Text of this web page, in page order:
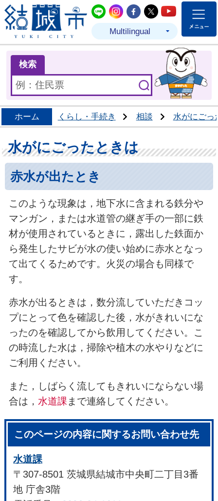
結城市公式LINE
結城市公式Instagram
結城市公式
結城市公式
結城市
Multilingual
検索
ホーム くらし・手続き 相談 水がにごっ
水がにごったときは
赤水が出たとき
このような現象は，地下水に含まれる鉄分や
マンガン，または水道管の継ぎ手の一部に鉄
材が使用されているときに，露出した鉄面か
ら発生したサビが水の使い始めに赤水となっ
て出てくるためです。火災の場合も同様で
す。
赤水が出るときは，数分流していただきコッ
プにとって色を確認した後，水がきれいにな
ったのを確認してから飲用してください。こ
の時流した水は，掃除や植木の水やりなどに
ご利用ください。
また，しばらく流してもきれいにならない場
合は， 水道課 まで連絡してください。
このページの内容に関するお問い合わせ先
水道課
〒307-8501 茨城県結城市中央町二丁目3番
地 庁舎3階